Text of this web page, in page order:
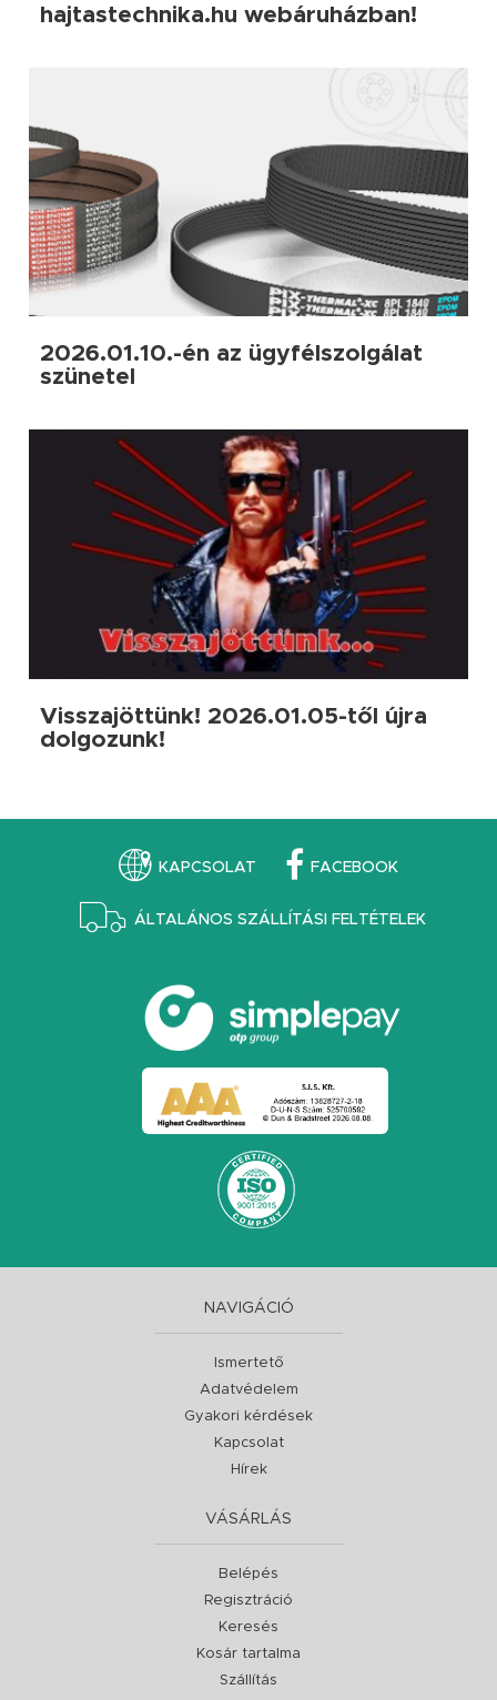
hajtastechnika.hu webáruházban!
2026.01.10.-én az ügyfélszolgálat
szünetel
Visszajöttünk! 2026.01.05-től újra
dolgozunk!
KAPCSOLAT FACEBOOK
ÁLTALÁNOS SZÁLLÍTÁSI FELTÉTELEK
NAVIGÁCIÓ
Ismertető
Adatvédelem
Gyakori kérdések
Kapcsolat
Hírek
VÁSÁRLÁS
Belépés
Regisztráció
Keresés
Kosár tartalma
Szállítás